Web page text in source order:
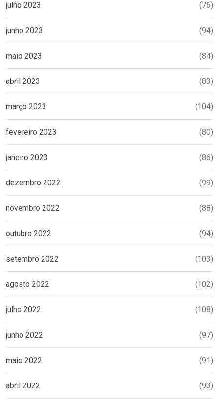
julho 2023 (76)
junho 2023 (94)
maio 2023 (84)
abril 2023 (83)
março 2023 (104)
fevereiro 2023 (80)
janeiro 2023 (86)
dezembro 2022 (99)
novembro 2022 (88)
outubro 2022 (94)
setembro 2022 (103)
agosto 2022 (102)
julho 2022 (108)
junho 2022 (97)
maio 2022 (91)
abril 2022 (93)